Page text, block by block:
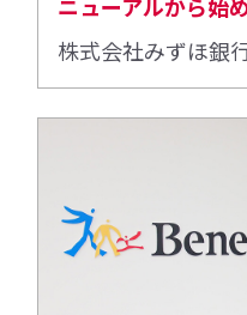
株式会社みずほ銀